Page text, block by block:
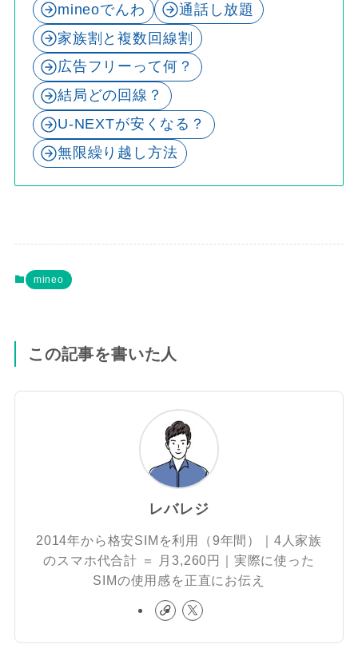
mineoでんわ
通話し放題
家族割と複数回線割
広告フリーって何？
結局どの回線？
U-NEXTが安くなる？
無限繰り越し方法
mineo
この記事を書いた人
レバレジ
2014年から格安SIMを利用（9年間）｜4人家族
のスマホ代合計 ＝ 月3,260円｜実際に使った
SIMの使用感を正直にお伝え